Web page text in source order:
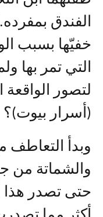
الفندق
خفيّها بسبب
التي تمر بها
لتصور
(أسرار بيوت)؟
وبدأ
والشماتة من
حتى تصدر هذا